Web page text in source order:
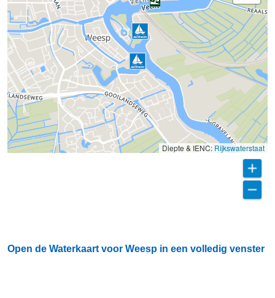
Diepte & IENC:Rijkswaterstaat
Open de Waterkaart voor Weesp in een volledig venster